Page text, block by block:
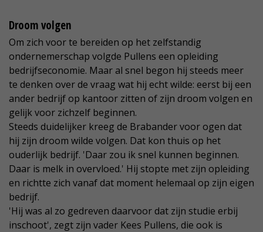
Droom volgen
Om zich voor te bereiden op het zelfstandig
ondernemerschap volgde Pullens een opleiding
bedrijfseconomie. Maar al snel begon hij steeds meer
te denken over de vraag wat hij echt wilde: eerst bij een
ander bedrijf op kantoor zitten of zijn droom volgen en
gelijk voor zichzelf beginnen.
Steeds duidelijker kreeg de Brabander voor ogen dat
hij zijn droom wilde volgen. Dat kon thuis op het
ouderlijk bedrijf. 'Daar zou ik snel kunnen beginnen.
Daar is melk in overvloed.' Hij stopte met zijn opleiding
en richtte zich vanaf dat moment helemaal op zijn eigen
bedrijf.
'Hij was al zo gedreven daarvoor dat zijn studie erbij
inschoot', zegt zijn vader Kees Pullens, die ook is